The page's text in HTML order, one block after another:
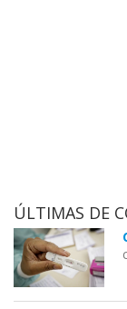
ÚLTIMAS DE